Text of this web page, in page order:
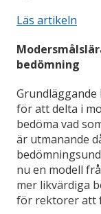
Läs artikeln
bedömning
för att delta i
bedöma vad
är utmanande
nu en modell
mer likvärdiga
för rektorer att